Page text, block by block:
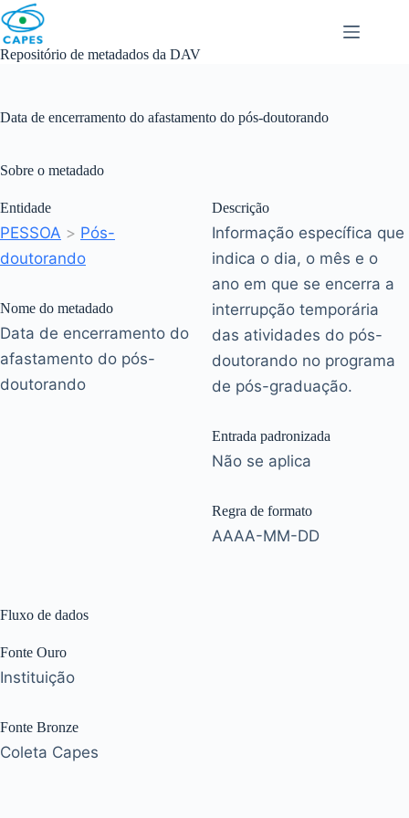
Skip
to
content
Repositório de metadados da DAV
Data de encerramento do afastamento do pós-doutorando
Sobre o metadado
Entidade
PESSOA > Pós-
doutorando
Nome do metadado
Data de encerramento do
afastamento do pós-
doutorando
Descrição
Informação específica que
indica o dia, o mês e o
ano em que se encerra a
interrupção temporária
das atividades do pós-
doutorando no programa
de pós-graduação.
Entrada padronizada
Não se aplica
Regra de formato
AAAA-MM-DD
Fluxo de dados
Fonte Ouro
Instituição
Fonte Bronze
Coleta Capes